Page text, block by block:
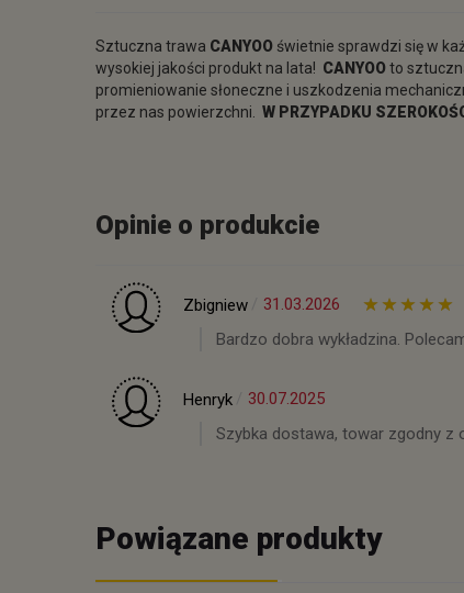
Sztuczna trawa CANYOO świetnie sprawdzi się w
wysokiej jakości produkt na lata! CANYOOto
promieniowanie słoneczne i uszkodzenia
przez nas powierzchni. W PRZYPADKU
Opinie o produkcie
Zbigniew
31.03.2026
Bardzo dobra wykładzina.
Henryk
30.07.2025
Szybka dostawa, towar zgodny z
Powiązane produkty